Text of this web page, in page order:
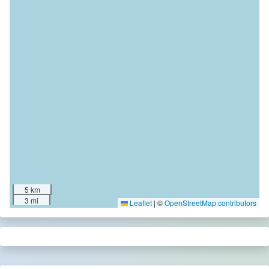
5 km
3 mi
Leaflet | ©OpenStreetMap contributors